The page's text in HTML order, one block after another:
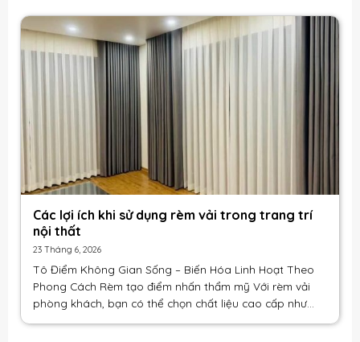
Các lợi ích khi sử dụng rèm vải trong trang trí
nội thất
23 Tháng 6, 2026
Tô Điểm Không Gian Sống – Biến Hóa Linh Hoạt Theo
Phong Cách Rèm tạo điểm nhấn thẩm mỹ Với rèm vải
phòng khách, bạn có thể chọn chất liệu cao cấp như